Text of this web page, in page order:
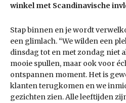
winkel met Scandinavische
Stap binnen en je wordt
een glimlach. “We wilden een
dinsdag tot en met zondag niet
mooie spullen, maar ook voor
ontspannen moment. Het is
klanten terugkomen en we
gezichten zien. Alle leeftijden